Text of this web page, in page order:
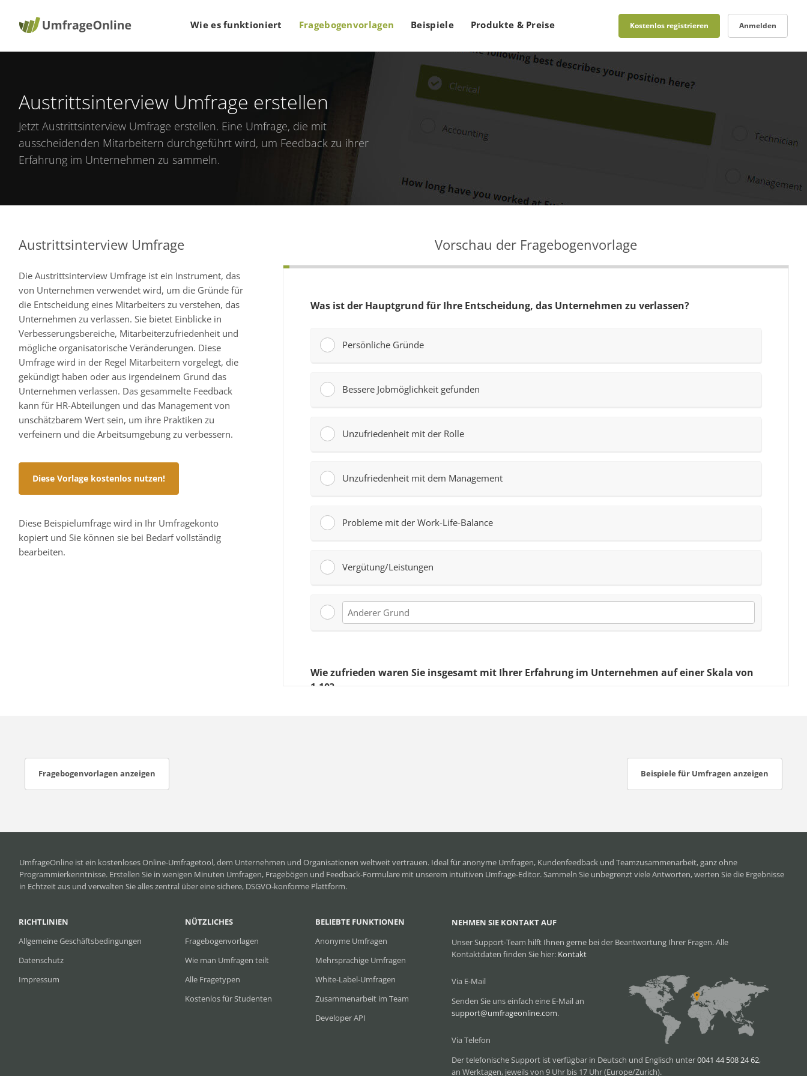
Wie es funktioniert Fragebogenvorlagen Beispiele Produkte & Preise Kostenlos registrieren Anmelden
Austrittsinterview Umfrage erstellen
Jetzt Austrittsinterview Umfrage erstellen. Eine Umfrage, die mit
ausscheidenden Mitarbeitern durchgeführt wird, um Feedback zu ihrer
Erfahrung im Unternehmen zu sammeln.
Austrittsinterview Umfrage
Die Austrittsinterview Umfrage ist ein Instrument, das
von Unternehmen verwendet wird, um die Gründe für
die Entscheidung eines Mitarbeiters zu verstehen, das
Unternehmen zu verlassen. Sie bietet Einblicke in
Verbesserungsbereiche, Mitarbeiterzufriedenheit und
mögliche organisatorische Veränderungen. Diese
Umfrage wird in der Regel Mitarbeitern vorgelegt, die
gekündigt haben oder aus irgendeinem Grund das
Unternehmen verlassen. Das gesammelte Feedback
kann für HR-Abteilungen und das Management von
unschätzbarem Wert sein, um ihre Praktiken zu
verfeinern und die Arbeitsumgebung zu verbessern.
Diese Vorlage kostenlos nutzen!
Diese Beispielumfrage wird in Ihr Umfragekonto
kopiert und Sie können sie bei Bedarf vollständig
bearbeiten.
Vorschau der Fragebogenvorlage
Fragebogenvorlagen anzeigen Beispiele für Umfragen anzeigen
UmfrageOnline ist ein kostenloses Online-Umfragetool, dem Unternehmen und Organisationen weltweit vertrauen. Ideal für anonyme Umfragen, Kundenfeedback und Teamzusammenarbeit, ganz ohne
Programmierkenntnisse. Erstellen Sie in wenigen Minuten Umfragen, Fragebögen und Feedback-Formulare mit unserem intuitiven Umfrage-Editor. Sammeln Sie unbegrenzt viele Antworten, werten Sie die Ergebnisse
in Echtzeit aus und verwalten Sie alles zentral über eine sichere, DSGVO-konforme Plattform.
RICHTLINIEN
Allgemeine Geschäftsbedingungen
Datenschutz
Impressum
NÜTZLICHES
Fragebogenvorlagen
Wie man Umfragen teilt
Alle Fragetypen
Kostenlos für Studenten
BELIEBTE FUNKTIONEN
Anonyme Umfragen
Mehrsprachige Umfragen
White-Label-Umfragen
Zusammenarbeit im Team
Developer API
NEHMEN SIE KONTAKT AUF
Unser Support-Team hilft Ihnen gerne bei der Beantwortung Ihrer Fragen. Alle
Kontaktdaten finden Sie hier: Kontakt
Via E-Mail
Senden Sie uns einfach eine E-Mail an
support@umfrageonline.com.
Via Telefon
Der telefonische Support ist verfügbar in Deutsch und Englisch unter0041 44 508 24 62,
an Werktagen, jeweils von 9 Uhr bis 17 Uhr (Europe/Zurich).